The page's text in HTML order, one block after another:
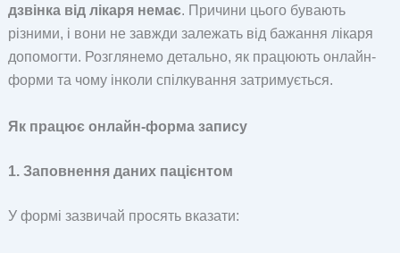
дзвінка від лікаря немає. Причини цього бувають
різними, і вони не завжди залежать від бажання лікаря
допомогти. Розглянемо детально, як працюють онлайн-
форми та чому інколи спілкування затримується.
Як працює онлайн-форма запису
1. Заповнення даних пацієнтом
У формі зазвичай просять вказати: